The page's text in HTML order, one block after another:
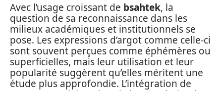
Avec l’usage croissant de bsahtek, la
question de sa reconnaissance dans les
milieux académiques et institutionnels se
pose. Les expressions d’argot comme celle-ci
sont souvent perçues comme éphémères ou
superficielles, mais leur utilisation et leur
popularité suggèrent qu’elles méritent une
étude plus approfondie. L’intégration de